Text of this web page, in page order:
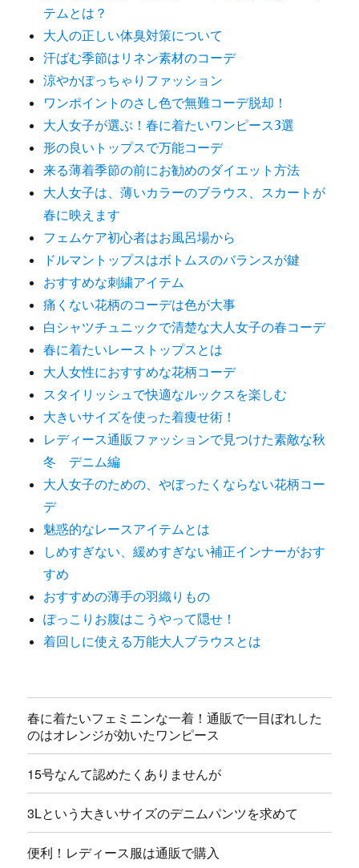
テムとは？
大人の正しい体臭対策について
汗ばむ季節はリネン素材のコーデ
涼やかぽっちゃりファッション
ワンポイントのさし色で無難コーデ脱却！
大人女子が選ぶ！春に着たいワンピース3選
形の良いトップスで万能コーデ
来る薄着季節の前にお勧めのダイエット方法
大人女子は、薄いカラーのブラウス、スカートが
春に映えます
フェムケア初心者はお風呂場から
ドルマントップスはボトムスのバランスが鍵
おすすめな刺繍アイテム
痛くない花柄のコーデは色が大事
白シャツチュニックで清楚な大人女子の春コーデ
春に着たいレーストップスとは
大人女性におすすめな花柄コーデ
スタイリッシュで快適なルックスを楽しむ
大きいサイズを使った着痩せ術！
レディース通販ファッションで見つけた素敵な秋
冬 デニム編
大人女子のための、やぼったくならない花柄コー
デ
魅惑的なレースアイテムとは
しめすぎない、緩めすぎない補正インナーがおす
すめ
おすすめの薄手の羽織りもの
ぽっこりお腹はこうやって隠せ！
着回しに使える万能大人ブラウスとは
春に着たいフェミニンな一着！通販で一目ぼれした
のはオレンジが効いたワンピース
15号なんて認めたくありませんが
3Lという大きいサイズのデニムパンツを求めて
便利！レディース服は通販で購入